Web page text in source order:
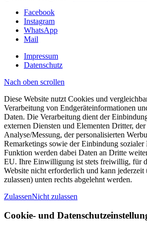
Facebook
Instagram
WhatsApp
Mail
Impressum
Datenschutz
Nach oben scrollen
Diese Website nutzt Cookies und
Verarbeitung von Endgeräteinformationen
Daten. Die Verarbeitung dient der
externen Diensten und Elementen Dritter, der
Analyse/Messung, der personalisierten
Remarketings sowie der Einbindung sozialer
Funktion werden dabei Daten an Dritte
EU. Ihre Einwilligung ist stets freiwillig, für
Website nicht erforderlich und kann
zulassen) unten rechts abgelehnt werden.
ZulassenNicht zulassen
Cookie- und